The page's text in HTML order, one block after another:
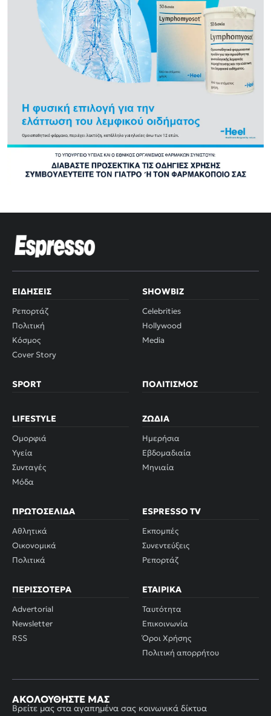
ΕΙΔΉΣΕΙΣ
Ρεπορτάζ
Πολιτική
Κόσμος
Cover Story
SHOWBIZ
Celebrities
Hollywood
Media
SPORT ΠΟΛΙΤΙΣΜΌΣ
LIFESTYLE
Ομορφιά
Υγεία
Συνταγές
Μόδα
ΖΏΔΙΑ
Ημερήσια
Εβδομαδιαία
Μηνιαία
ΠΡΩΤΟΣΈΛΙΔΑ
Αθλητικά
Οικονομικά
Πολιτικά
ESPRESSO TV
Εκπομπές
Συνεντεύξεις
Ρεπορτάζ
ΠΕΡΙΣΣΌΤΕΡΑ
Advertorial
Newsletter
RSS
ΕΤΑΙΡΙΚΆ
Ταυτότητα
Επικοινωνία
Όροι Χρήσης
Πολιτική απορρήτου
ΑΚΟΛΟΥΘΉΣΤΕ ΜΑΣ
Βρείτε μας στα αγαπημένα σας κοινωνικά δίκτυα